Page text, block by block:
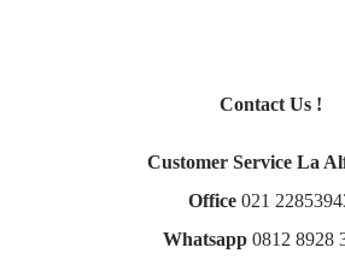
Contact Us !
Customer Service La
Office 021
Whatsapp 0812 8928